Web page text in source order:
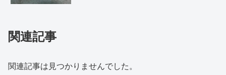
関連記事
関連記事は見つかりませんでした。